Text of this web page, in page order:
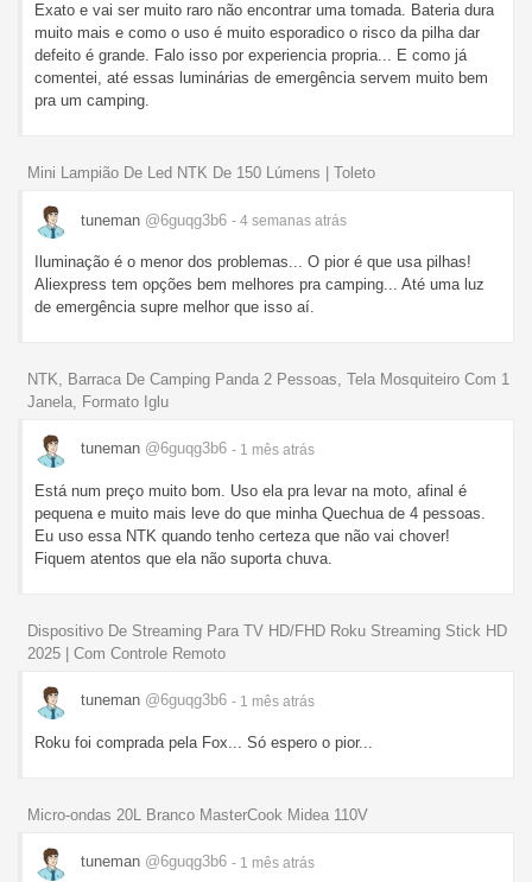
Exato e vai ser muito raro não encontrar uma tomada. Bateria dura
muito mais e como o uso é muito esporadico o risco da pilha dar
defeito é grande. Falo isso por experiencia propria... E como já
comentei, até essas luminárias de emergência servem muito bem
pra um camping.
Mini Lampião De Led NTK De 150 Lúmens | Toleto
tuneman @6guqg3b6 - 4 semanas atrás
Iluminação é o menor dos problemas... O pior é que usa pilhas!
Aliexpress tem opções bem melhores pra camping... Até uma luz
de emergência supre melhor que isso aí.
NTK, Barraca De Camping Panda 2 Pessoas, Tela Mosquiteiro Com 1
Janela, Formato Iglu
tuneman @6guqg3b6 - 1 mês atrás
Está num preço muito bom. Uso ela pra levar na moto, afinal é
pequena e muito mais leve do que minha Quechua de 4 pessoas.
Eu uso essa NTK quando tenho certeza que não vai chover!
Fiquem atentos que ela não suporta chuva.
Dispositivo De Streaming Para TV HD/FHD Roku Streaming Stick HD
2025 | Com Controle Remoto
tuneman @6guqg3b6 - 1 mês atrás
Roku foi comprada pela Fox... Só espero o pior...
Micro-ondas 20L Branco MasterCook Midea 110V
tuneman @6guqg3b6 - 1 mês atrás